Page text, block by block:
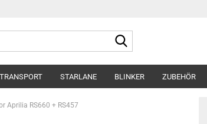
STARLANE BLINKER ZUBEHÖR
Aprilia RS660 + RS457